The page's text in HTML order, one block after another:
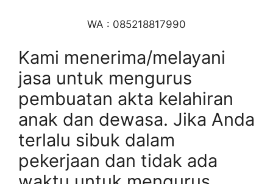
WA : 085218817990
Kami menerima/melayani
jasa untuk mengurus
pembuatan akta kelahiran
anak dan dewasa. Jika Anda
terlalu sibuk dalam
pekerjaan dan tidak ada